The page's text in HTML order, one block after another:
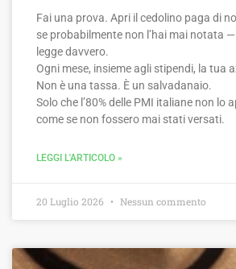
Fai una prova. Apri il cedolino paga di
se probabilmente non l’hai mai notata
legge davvero.
Ogni mese, insieme agli stipendi, la tua
Non è una tassa. È un salvadanaio.
Solo che l’80% delle PMI italiane non
come se non fossero mai stati versati.
LEGGI L'ARTICOLO »
20 Luglio 2026 Nessun commento